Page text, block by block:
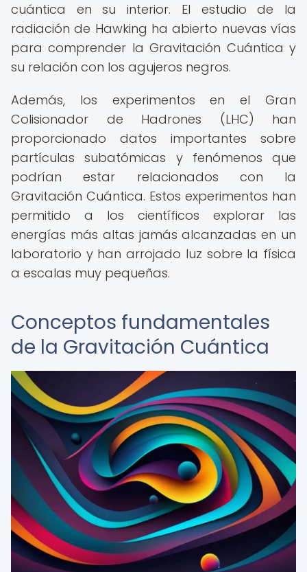
cuántica en su interior. El estudio de la
radiación de Hawking ha abierto nuevas vías
para comprender la Gravitación Cuántica y
su relación con los agujeros negros.
Además, los experimentos en el Gran
Colisionador de Hadrones (LHC) han
proporcionado datos importantes sobre
partículas subatómicas y fenómenos que
podrían estar relacionados con la
Gravitación Cuántica. Estos experimentos han
permitido a los científicos explorar las
energías más altas jamás alcanzadas en un
laboratorio y han arrojado luz sobre la física
a escalas muy pequeñas.
Conceptos fundamentales
de la Gravitación Cuántica